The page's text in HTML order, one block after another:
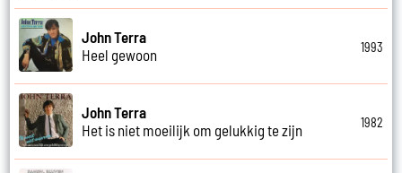
John Terra
Heel gewoon
1993
John Terra
Het is niet moeilijk om gelukkig te zijn
1982